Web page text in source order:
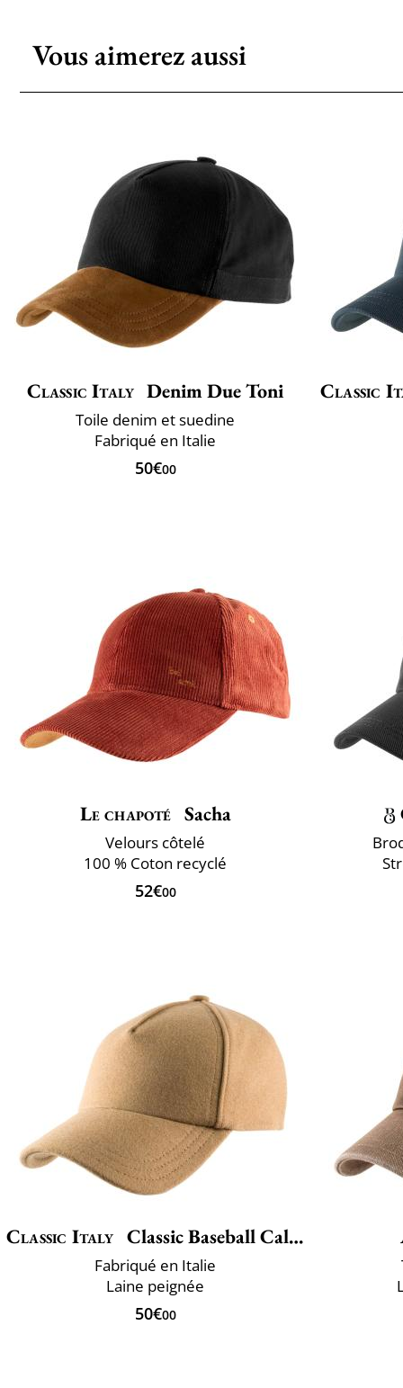
Vous aimerez aussi
Classic Italy Denim Due Toni
Toile denim et suedine
Fabriqué en Italie
50€00
Classic
Le chapoté Sacha
Velours côtelé
100 % Coton recyclé
52€00
Classic Italy Classic Baseball Calore
Fabriqué en Italie
Laine peignée
50€00